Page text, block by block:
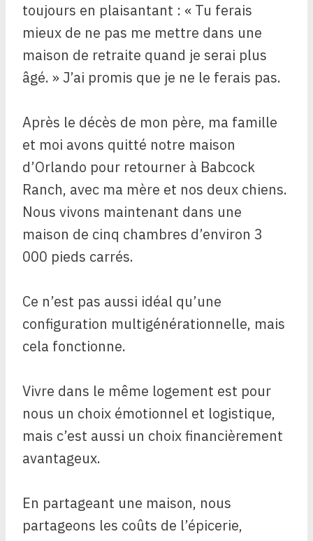
toujours en plaisantant : « Tu ferais
mieux de ne pas me mettre dans une
maison de retraite quand je serai plus
âgé. » J’ai promis que je ne le ferais pas.
Après le décès de mon père, ma famille
et moi avons quitté notre maison
d’Orlando pour retourner à Babcock
Ranch, avec ma mère et nos deux chiens.
Nous vivons maintenant dans une
maison de cinq chambres d’environ 3
000 pieds carrés.
Ce n’est pas aussi idéal qu’une
configuration multigénérationnelle, mais
cela fonctionne.
Vivre dans le même logement est pour
nous un choix émotionnel et logistique,
mais c’est aussi un choix financièrement
avantageux.
En partageant une maison, nous
partageons les coûts de l’épicerie,